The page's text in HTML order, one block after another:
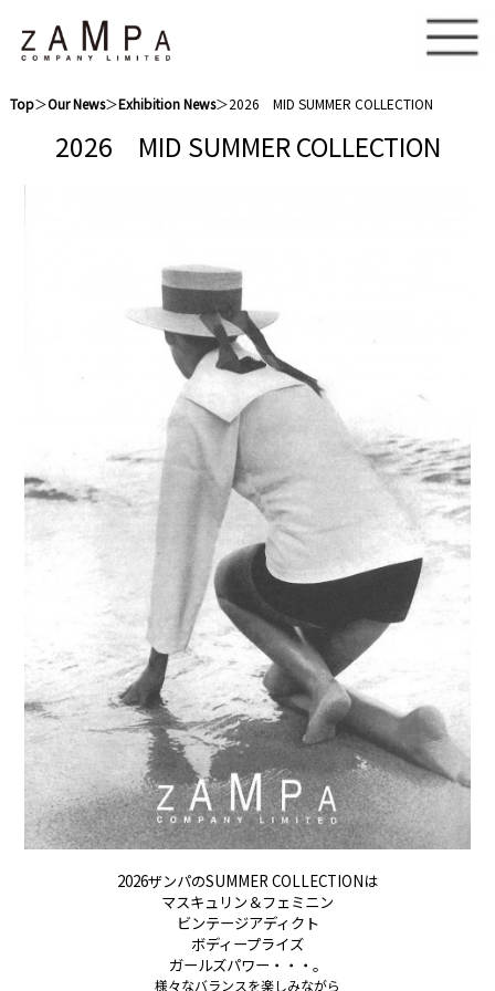
Top＞Our News＞Exhibition News＞2026 MID SUMMER COLLECTION
2026 MID SUMMER COLLECTION
2026ザンパのSUMMER COLLECTIONは
マスキュリン＆フェミニン
ビンテージアディクト
ボディープライズ
ガールズパワー・・・。
様々なバランスを楽しみながら